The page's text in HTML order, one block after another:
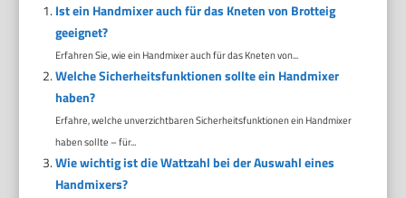
Ist ein Handmixer auch für das Kneten von Brotteig
geeignet?
Erfahren Sie, wie ein Handmixer auch für das Kneten von...
Welche Sicherheitsfunktionen sollte ein Handmixer
haben?
Erfahre, welche unverzichtbaren Sicherheitsfunktionen ein Handmixer
haben sollte – für...
Wie wichtig ist die Wattzahl bei der Auswahl eines
Handmixers?